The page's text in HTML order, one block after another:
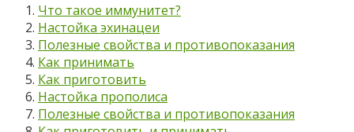
Что такое иммунитет?
Настойка эхинацеи
Полезные свойства и противопоказания
Как принимать
Как приготовить
Настойка прополиса
Полезные свойства и противопоказания